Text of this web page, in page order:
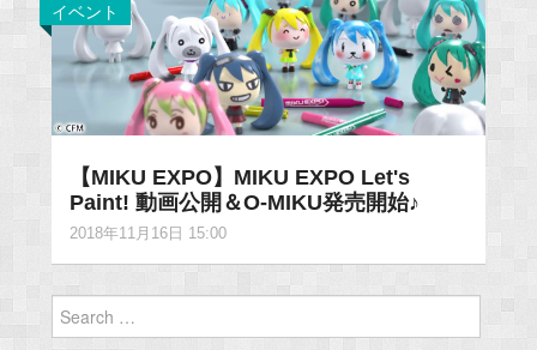
イベント
【MIKU EXPO】MIKU EXPO Let's
Paint! 動画公開＆O-MIKU発売開始♪
2018年11月16日 15:00
Search
for: